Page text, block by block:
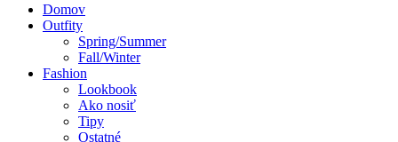
Domov
Outfity
Spring/Summer
Fall/Winter
Fashion
Lookbook
Ako nosiť
Tipy
Ostatné